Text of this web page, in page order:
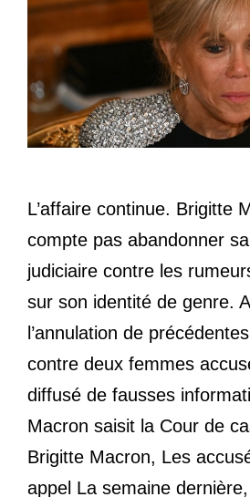
L’affaire continue. Brigitte
compte pas abandonner
judiciaire contre les
sur son identité de genre.
l’annulation de
contre deux femmes
diffusé de fausses
Macron saisit la Cour de
Brigitte Macron, Les
appel La semaine dernière,